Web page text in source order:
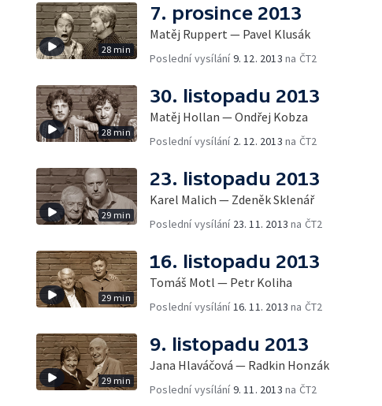
28 min
7. prosince 2013
Matěj Ruppert — Pavel Klusák
Poslední vysílání9. 12. 2013 na ČT2
28 min
30. listopadu 2013
Matěj Hollan — Ondřej Kobza
Poslední vysílání 2. 12. 2013 na ČT2
29 min
23. listopadu 2013
Karel Malich — Zdeněk Sklenář
Poslední vysílání 23. 11. 2013 na ČT2
29 min
16. listopadu 2013
Tomáš Motl — Petr Koliha
Poslední vysílání 16. 11. 2013 na ČT2
29 min
9. listopadu 2013
Jana Hlaváčová — Radkin Honzák
Poslední vysílání9. 11. 2013 na ČT2